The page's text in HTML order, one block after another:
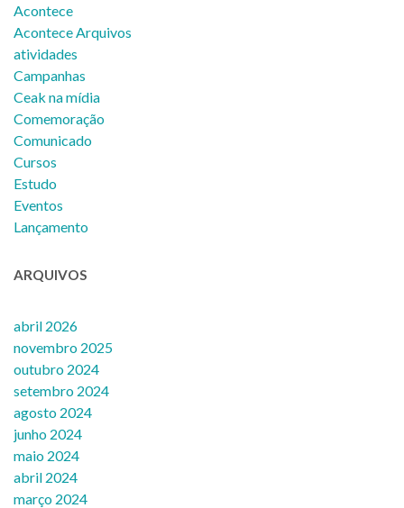
Acontece
Acontece Arquivos
atividades
Campanhas
Ceak na mídia
Comemoração
Comunicado
Cursos
Estudo
Eventos
Lançamento
ARQUIVOS
abril 2026
novembro 2025
outubro 2024
setembro 2024
agosto 2024
junho 2024
maio 2024
abril 2024
março 2024